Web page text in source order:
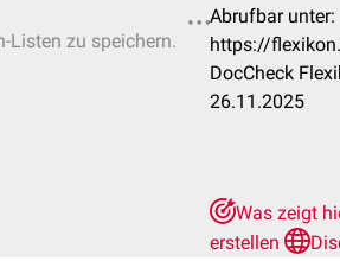
Listen zu speichern.
Abrufbar unter:
https://
DocCheck
26.11.2025
Was zeigt
erstellen